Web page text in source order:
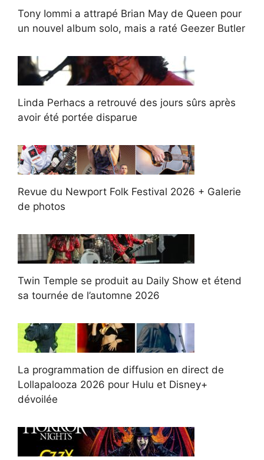
Tony Iommi a attrapé Brian May de Queen pour
un nouvel album solo, mais a raté Geezer Butler
Linda Perhacs a retrouvé des jours sûrs après
avoir été portée disparue
Revue du Newport Folk Festival 2026 + Galerie
de photos
Twin Temple se produit au Daily Show et étend
sa tournée de l’automne 2026
La programmation de diffusion en direct de
Lollapalooza 2026 pour Hulu et Disney+
dévoilée